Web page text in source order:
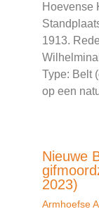
Hoevense
1913.
Type: Belt
op een
Nieuwe
2023)
Armhoefse